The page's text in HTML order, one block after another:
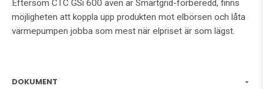
Eftersom CTC GSi 600 även är Smartgrid-förberedd, finns
möjligheten att koppla upp produkten mot elbörsen och låta
värmepumpen jobba som mest när elpriset är som lägst.
DOKUMENT